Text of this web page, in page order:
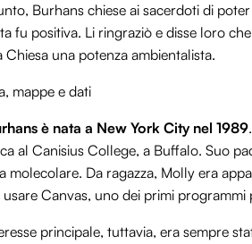
Burhans chiese ai sacerdoti di
fu positiva. Li ringraziò e disse loro
Chiesa una potenza ambientalista.
mappe e dati
è nata a New York City nel 1989
al Canisius College, a Buffalo. Suo
molecolare. Da ragazza, Molly era
usare Canvas, uno dei primi
principale, tuttavia, era sempre